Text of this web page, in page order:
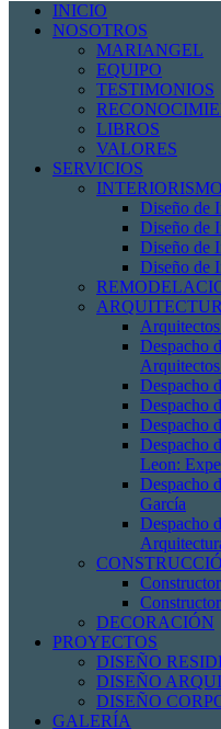
INICIO
NOSOTROS
MARIANGEL
EQUIPO
TESTIMONIOS
LIBROS
VALORES
SERVICIOS
INTERIORISMO
Diseño de
Diseño de
Diseño de
Diseño de
Despacho
Despacho
Despacho
Despacho
Despacho
Leon:
Despacho
García
Despacho
DECORACIÓN
PROYECTOS
DISEÑO
DISEÑO
DISEÑO
GALERÍA